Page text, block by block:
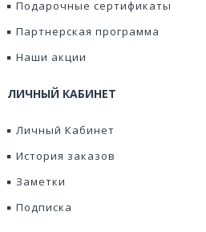
Подарочные сертификаты
Партнерская программа
Наши акции
ЛИЧНЫЙ КАБИНЕТ
Личный Кабинет
История заказов
Заметки
Подписка